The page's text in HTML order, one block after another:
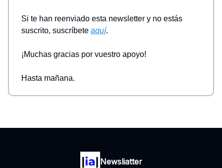
Si te han reenviado esta newsletter y no estás
suscrito, suscríbete aquí.
¡Muchas gracias por vuestro apoyo!
Hasta mañana.
Newsliatter